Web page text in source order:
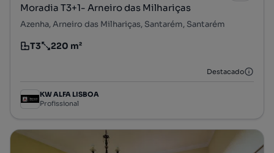
Moradia T3+1- Arneiro das Milhariças
Azenha, Arneiro das Milhariças, Santarém, Santarém
Tipologia
T3
Preço por metro quadrado
220 m²
Destacado
KW ALFA LISBOA
Profissional